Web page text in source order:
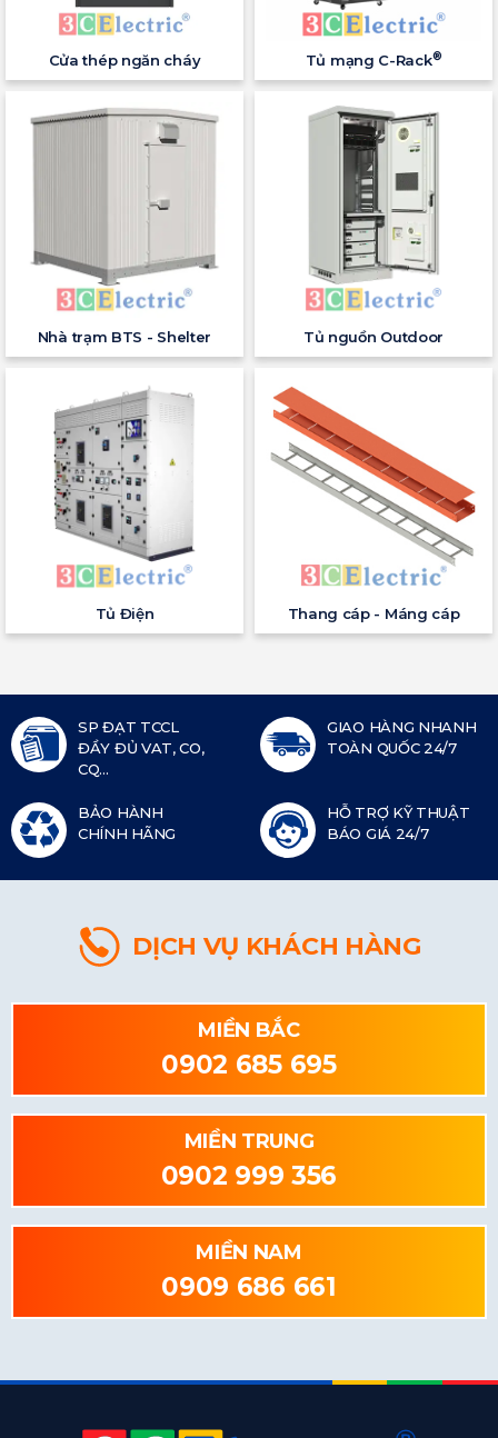
Cửa thép ngăn cháy Tủ mạng C-Rack®
Nhà trạm BTS - Shelter Tủ nguồn Outdoor
Tủ Điện Thang cáp - Máng cáp
SP ĐẠT TCCL
ĐẦY ĐỦ VAT, CO,
CQ...
GIAO HÀNG NHANH
TOÀN QUỐC 24/7
BẢO HÀNH
CHÍNH HÃNG
HỖ TRỢ KỸ THUẬT
BÁO GIÁ 24/7
DỊCH VỤ KHÁCH HÀNG
MIỀN BẮC
0902 685 695
MIỀN TRUNG
0902 999 356
MIỀN NAM
0909 686 661